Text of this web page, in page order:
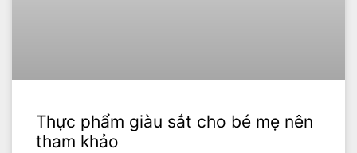
Thực phẩm giàu sắt cho bé mẹ nên
tham khảo